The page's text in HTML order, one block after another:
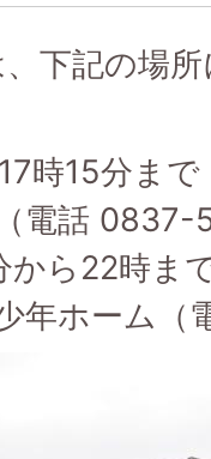
下記の場
時15分まで
電話 0837-
から22時ま
年ホーム